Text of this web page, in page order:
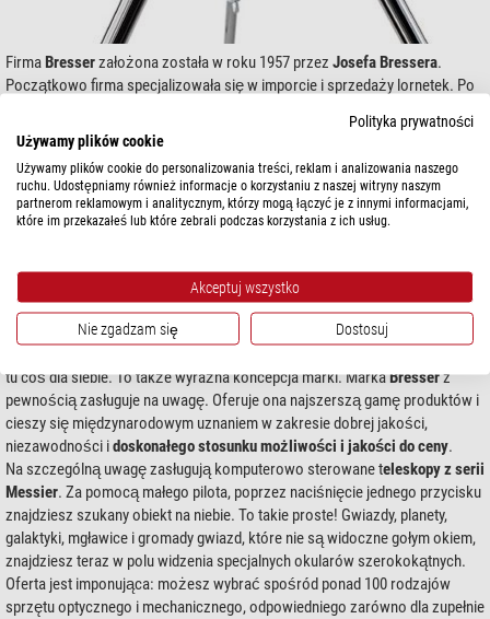
Firma Bresserzałożona została w roku 1957 przez Josefa Bressera.
Początkowo firma specjalizowała się w imporcie i sprzedaży lornetek. Po
Jego głównym zadaniem był rozwój techniczny i projektowanie nowych,
innowacyjnych produktów optycznych. Dziś,
wiodących dostawców produktów optycznych w całej Europie, a przez to
jednym z największych na świecie.
Jako częśćGrupy JOC,Bresserzajmuje się rozwojem, produkcją,
niezwykle nowoczesnym i obiecującym modelem.
Prawie żadna inna firma w branży nie może powiedzieć, że jej działalność
jest tak szeroko zakrojona jak w przypadku firmy
Bresser. Zarówno
tu coś dla siebie. To także wyraźna koncepcja marki. MarkaBresserz
pewnością zasługuje na uwagę. Oferuje ona najszerszą gamę produktów i
cieszy się międzynarodowym uznaniem w zakresie dobrej jakości,
niezawodności idoskonałego stosunku możliwości i jakości do ceny.
Na szczególną uwagę zasługują komputerowo sterowane teleskopy z serii
Messier. Za pomocą małego pilota, poprzez naciśnięcie jednego przycisku
znajdziesz szukany obiekt na niebie. To takie proste! Gwiazdy, planety,
galaktyki, mgławice i gromady gwiazd, które nie są widoczne gołym okiem,
znajdziesz teraz w polu widzenia specjalnych okularów szerokokątnych.
Oferta jest imponująca: możesz wybrać spośród ponad 100 rodzajów
sprzętu optycznego i mechanicznego, odpowiedniego zarówno dla zupełnie
Polityka prywatności
Używamy plików cookie
Używamy plików cookie do personalizowania treści, reklam i analizowania naszego
ruchu. Udostępniamy również informacje o korzystaniu z naszej witryny naszym
partnerom reklamowym i analitycznym, którzy mogą łączyć je z innymi informacjami,
które im przekazałeś lub które zebrali podczas korzystania z ich usług.
Akceptuj wszystko
Nie zgadzam się Dostosuj